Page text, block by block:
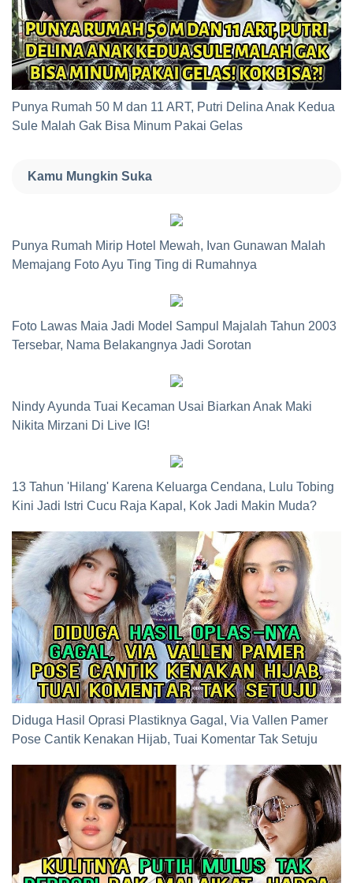
Punya Rumah 50 M dan 11 ART, Putri Delina Anak Kedua
Sule Malah Gak Bisa Minum Pakai Gelas
Kamu Mungkin Suka
Punya Rumah Mirip Hotel Mewah, Ivan Gunawan Malah
Memajang Foto Ayu Ting Ting di Rumahnya
Foto Lawas Maia Jadi Model Sampul Majalah Tahun 2003
Tersebar, Nama Belakangnya Jadi Sorotan
Nindy Ayunda Tuai Kecaman Usai Biarkan Anak Maki
Nikita Mirzani Di Live IG!
13 Tahun 'Hilang' Karena Keluarga Cendana, Lulu Tobing
Kini Jadi Istri Cucu Raja Kapal, Kok Jadi Makin Muda?
Diduga Hasil Oprasi Plastiknya Gagal, Via Vallen Pamer
Pose Cantik Kenakan Hijab, Tuai Komentar Tak Setuju